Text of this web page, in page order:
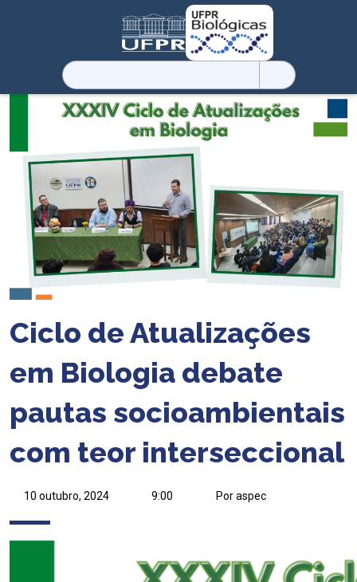
Pesquisar
por:
Ciclo de Atualizações
em Biologia debate
pautas socioambientais
com teor interseccional
10 outubro, 2024 9:00 Por aspec